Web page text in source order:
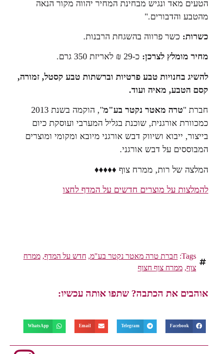
הטעים מאד ונגיש מבחינת המחיר יהווה מקור הנאה
מהטבע והדבורים."
כשרות:כשר פרווה בהשגחת הרבנות.
מחיר מומלץ לצרכן:כ-29 ₪ לאריזת 350 גרם.
להשיג בחנויות טבע פרטיות וברשתות טבע קסטל, זמורה,
קסם הטבע, מאיה ועוד.
חברת "טרה מאטר נקטר בע"מ
", הוקמה בשנת 2013
כמכוורת אורגנית, שוכנת בגליל המערבי ועוסקת כיום
בייצור, ייבוא ושיווק דבש אורגני מיובא ומקומי ומוצרים
המבוססים על דבש אורגני.
המלצה של רות, ממרח צוף ♦♦♦♦♦
להמלצות על מוצרים חדשים על המדף לחצו
Tags: חברת טרה מאטר נקטר בע"מ,חדש על המדף,ממרח
צוף ,ממרח צוף חצוף
אוהבים את הכתבה? שתפו אותה עכשיו:
Facebook
Telegram
Email
WhatsApp